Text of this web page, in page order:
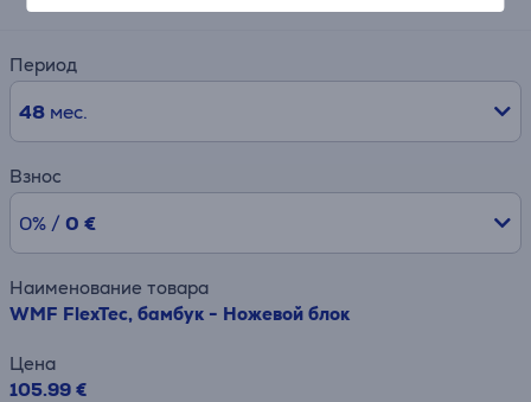
Период
48мес.
Взнос
0% / 0 €
Наименование товара
WMF FlexTec, бамбук - Ножевой блок
Цена
105.99 €